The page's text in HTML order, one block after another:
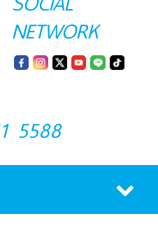
NETWORK
5588